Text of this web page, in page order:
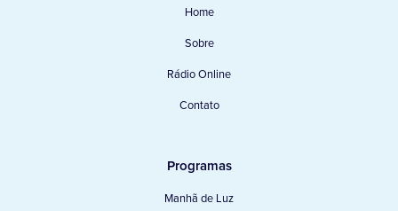
Home
Sobre
Rádio Online
Contato
Programas
Manhã de Luz